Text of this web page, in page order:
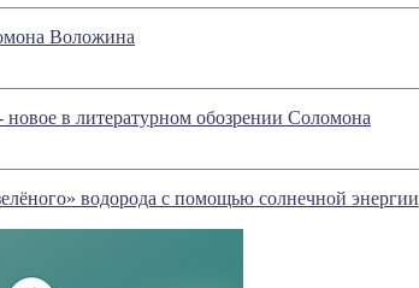
Воложина
в литературном обозрении Соломона
водорода с помощью солнечной энергии